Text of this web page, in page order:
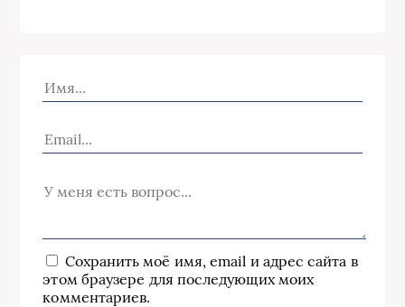
Сохранить моё имя, email и адрес сайта в
этом браузере для последующих моих
комментариев.